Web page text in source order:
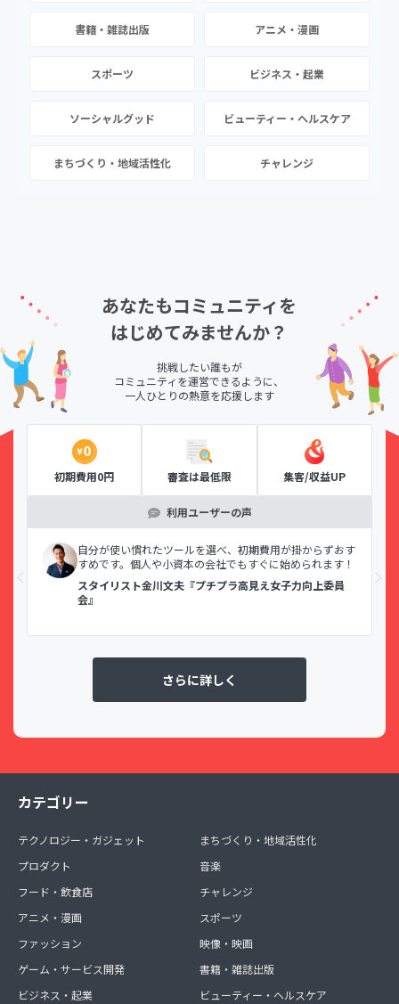
書籍・雑誌出版 アニメ・漫画
スポーツ ビジネス・起業
ソーシャルグッド ビューティー・ヘルスケア
まちづくり・地域活性化 チャレンジ
あなたもコミュニティを
はじめてみませんか？
挑戦したい誰もが
コミュニティを運営できるように、
一人ひとりの熱意を応援します
初期費用0円 審査は最低限 集客/収益UP
利用ユーザーの声
自分が使い慣れたツールを選べ、初期費用が掛からずおす
すめです。個人や小資本の会社でもすぐに始められます！
スタイリスト金川文夫『プチプラ高見え女子力向上委員
会』
さらに詳しく
カテゴリー
テクノロジー・ガジェット
プロダクト
フード・飲食店
アニメ・漫画
ファッション
ゲーム・サービス開発
ビジネス・起業
まちづくり・地域活性化
音楽
チャレンジ
スポーツ
映像・映画
書籍・雑誌出版
ビューティー・ヘルスケア